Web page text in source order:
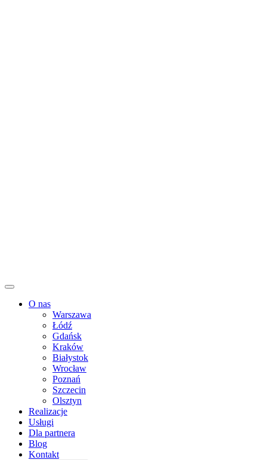
O nas
Warszawa
Łódź
Gdańsk
Kraków
Białystok
Wrocław
Poznań
Szczecin
Olsztyn
Realizacje
Usługi
Dla partnera
Blog
Kontakt